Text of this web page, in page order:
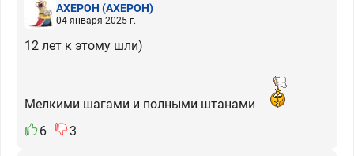
АХЕРОН (АХЕРОН)
04 января 2025 г.
12 лет к этому шли)
Мелкими шагами и полными штанами
6
3